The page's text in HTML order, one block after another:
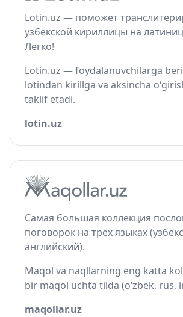
Lotin.uz — поможет
узбекской кириллицы на
Легко!
Lotin.uz — foydalanuvchilarga
lotindan kirillga va aksincha
taklif etadi.
lotin.uz
Самая большая коллекция
поговорок на трёх языках
английский).
Maqol va naqllarning eng katta
bir maqol uchta tilda (o‘zbek, rus,
maqollar.uz